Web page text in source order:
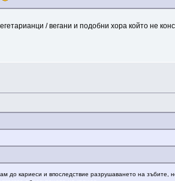
/ вегани и подобни хора който не
до кариеси и впоследствие разрушаването на зъбите,